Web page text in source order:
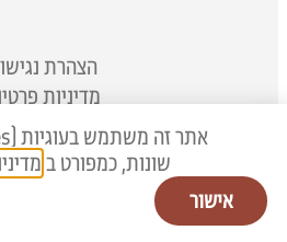
הצהרת
מדיניות
שונות, כמפורט ב
אישור